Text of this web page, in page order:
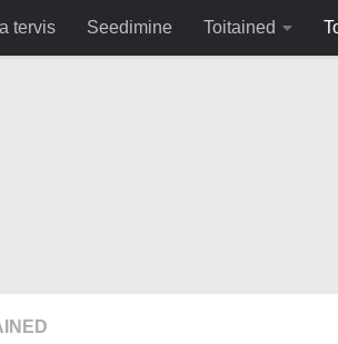
tervis Seedimine Toitained